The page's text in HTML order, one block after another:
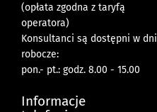
(opłata zgodna z taryfą
operatora)
Konsultanci są dostępni w dni
robocze:
pon.- pt.: godz. 8.00 - 15.00
Informacje